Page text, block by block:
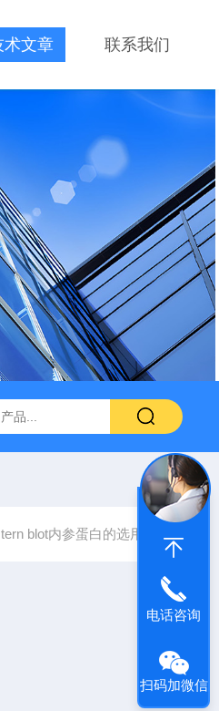
术文章 联系我们
高血脂症模型 心肌缺血模型
blot内参蛋白的选用！
电话咨询
扫码加微信